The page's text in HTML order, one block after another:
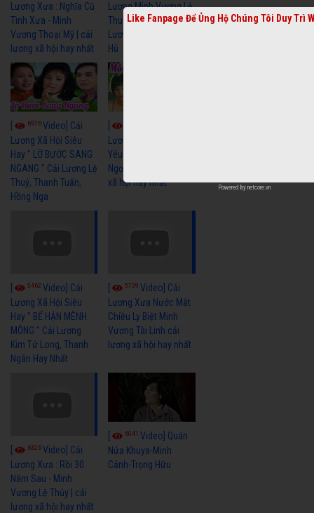
Lương Xưa : Nghĩa Cũ
Tình Xưa - Minh
Vương Thoại Mỹ | cải
lương xã hội hay nhất
Lương Minh Vương Lệ
Thuỷ Hay Nhất - Cải
Lương Xã Hội Xưa Bất
Hủ
6976Video] Cải
Lương Xã Hội Siêu
Hay " LỠ BƯỚC SANG
NGANG " Cải Lương Lệ
Thuỷ, Thanh Tuấn,
Hồng Nga
Lương Xưa Một Thuở
Yêu Người Vũ Linh
Ngọc Huyền cải lương
xã hội hay nhất
5462 Video] Cải
Lương Xã Hội Siêu
Hay " BỂ HẬN MÊNH
MÔNG " Cải Lương
Kim Tử Long, Thanh
Ngân Hay Nhất
5739Video] Cải
Lương Xưa Nước Mắt
Chiều Ly Biệt Minh
Vương Tài Linh cải
lương xã hội hay nhất
6326Video] Cải
Lương Xưa : Rồi 30
Năm Sau - Minh
Vương Lệ Thủy | cải
lương xã hội hay nhất
6041Video] Quán
Nửa Khuya-Minh
Cảnh-Trọng Hữu
Like Fanpage Để Ủng Hộ Chúng Tôi Duy Trì
Powered by netcore.vn